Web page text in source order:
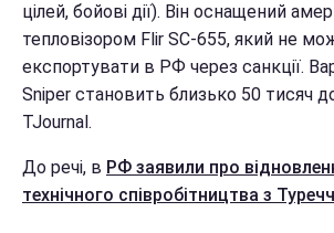
цілей, бойові дії). Він оснащений
тепловізором Flir SC-655, який не
експортувати в РФ через санкції.
Sniper становить близько 50 тисяч
TJournal.
До речі, в РФ заявили про
технічного співробітництва з